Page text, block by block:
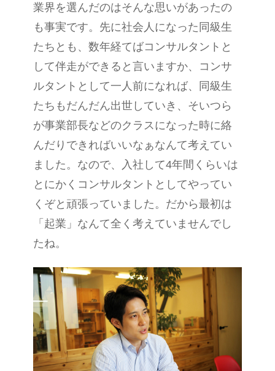
業界を選んだのはそんな思いがあったの
も事実です。先に社会人になった同級生
たちとも、数年経てばコンサルタントと
して伴走ができると言いますか、コンサ
ルタントとして一人前になれば、同級生
たちもだんだん出世していき、そいつら
が事業部長などのクラスになった時に絡
んだりできればいいなぁなんて考えてい
ました。なので、入社して4年間くらいは
とにかくコンサルタントとしてやってい
くぞと頑張っていました。だから最初は
「起業」なんて全く考えていませんでし
たね。